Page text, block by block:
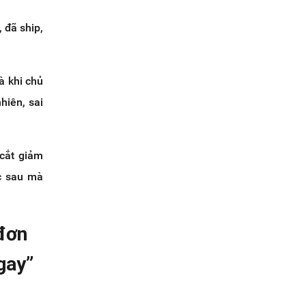
đã ship,
khi chủ
sai
giảm
sau mà